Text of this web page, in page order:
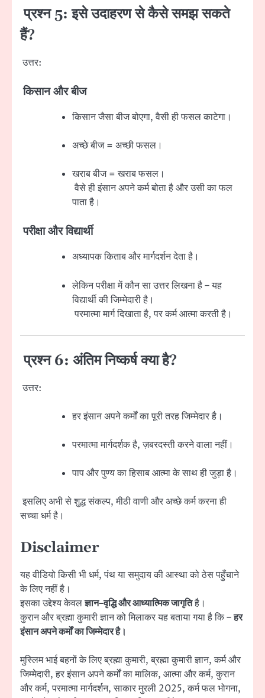
प्रश्न 5: इसे उदाहरण से कैसे समझ सकते
हैं?
उत्तर:
किसान और बीज
किसान जैसा बीज बोएगा, वैसी ही फसल काटेगा।
अच्छे बीज = अच्छी फसल।
खराब बीज = खराब फसल।
वैसे ही इंसान अपने कर्म बोता है और उसी का फल
पाता है।
परीक्षा और विद्यार्थी
अध्यापक किताब और मार्गदर्शन देता है।
लेकिन परीक्षा में कौन सा उत्तर लिखना है – यह
विद्यार्थी की जिम्मेदारी है।
परमात्मा मार्ग दिखाता है, पर कर्म आत्मा करती है।
प्रश्न 6: अंतिम निष्कर्ष क्या है?
उत्तर:
हर इंसान अपने कर्मों का पूरी तरह जिम्मेदार है।
परमात्मा मार्गदर्शक है, ज़बरदस्ती करने वाला नहीं।
पाप और पुण्य का हिसाब आत्मा के साथ ही जुड़ा है।
इसलिए अभी से शुद्ध संकल्प, मीठी वाणी और अच्छे कर्म करना ही
सच्चा धर्म है।
Disclaimer
यह वीडियो किसी भी धर्म, पंथ या समुदाय की आस्था को ठेस पहुँचाने
के लिए नहीं है।
इसका उद्देश्य केवलज्ञान–वृद्धि और आध्यात्मिक जागृतिहै।
कुरान और ब्रह्मा कुमारी ज्ञान को मिलाकर यह बताया गया है कि –हर
इंसान अपने कर्मों का जिम्मेदार है।
मुस्लिम भाई बहनों के लिए ब्रह्मा कुमारी, ब्रह्मा कुमारी ज्ञान, कर्म और
जिम्मेदारी, हर इंसान अपने कर्मों का मालिक, आत्मा और कर्म, कुरान
और कर्म, परमात्मा मार्गदर्शन, साकार मुरली 2025, कर्म फल भोगना,